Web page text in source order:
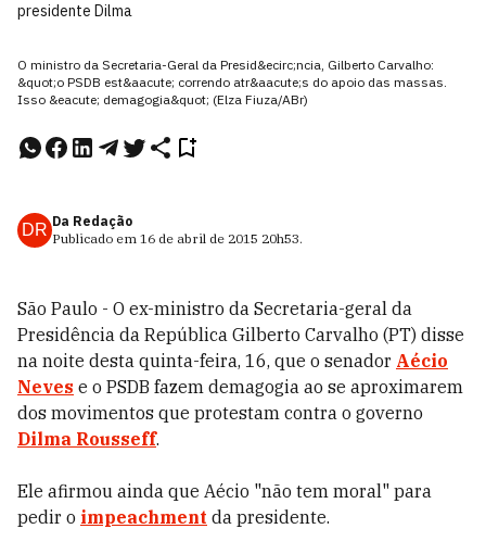
presidente Dilma
O ministro da Secretaria-Geral da Presid&ecirc;ncia, Gilberto Carvalho:
&quot;o PSDB est&aacute; correndo atr&aacute;s do apoio das massas.
Isso &eacute; demagogia&quot; (Elza Fiuza/ABr)
DR Da Redação
Publicado em 16 de abril de 2015 20h53.
São Paulo - O ex-ministro da Secretaria-geral da
Presidência da República Gilberto Carvalho (PT) disse
na noite desta quinta-feira, 16, que o senador Aécio
Neves e o PSDB fazem demagogia ao se aproximarem
dos movimentos que protestam contra o governo
Dilma Rousseff.
Ele afirmou ainda que Aécio "não tem moral" para
pedir o impeachment da presidente.